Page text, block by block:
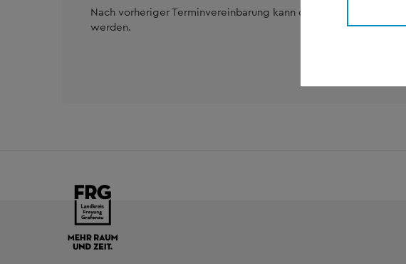
Nach vorheriger Terminvereinbarung kann die FASI-Puppe
werden.